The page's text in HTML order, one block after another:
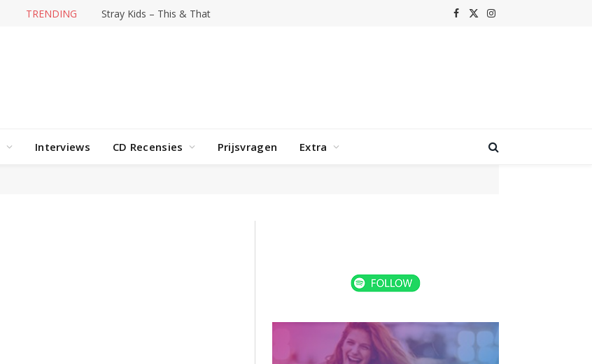
TRENDING Stray Kids – This & That Facebook
X
Instagram
Interviews CD Recensies Prijsvragen Extra